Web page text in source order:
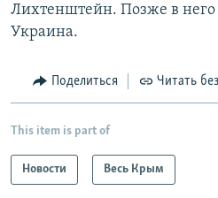
Лихтенштейн. Позже в
Украина.
Поделиться Читать
This item is part of
Новости Весь Крым